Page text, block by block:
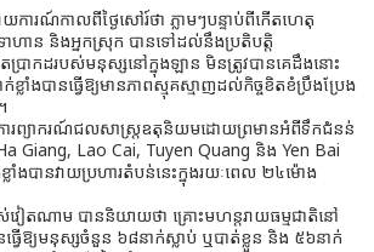
រាយការណ៍កាលពីថ្ងៃសៅរ៍ថា ភ្លាមៗបន្ទាប់ពីកើតហេតុ
ាហាន និងអ្នកស្រុក បានទៅដល់នឹងប្រតិបត្តិ
ប្រាកដរបស់មនុស្សនៅក្នុងឡាន មិនត្រូវបានគេដឹងនោះ
ខ្លាំងបានធ្វើឱ្យមានភាពស្មុគស្មាញដល់កិច្ចខិតខំប្រឹងប្រែង
ារព្យាករណ៍ជលសាស្ត្រឧតុនិយមដោយព្រមានអំពីទឹកជំនន់
Giang, Lao Cai, Tuyen Quang និង Yen Bai
លាំងបានវាយប្រហារតំបន់នេះក្នុងរយៈពេល ២៤ម៉ោង
ៀតណាម បាននិយាយថា គ្រោះមហន្តរាយធម្មជាតិនៅ
វើឱ្យមនុស្សចំនួន ៦៨នាក់ស្លាប់ ឬបាត់ខ្លួន និង ៥៦នាក់